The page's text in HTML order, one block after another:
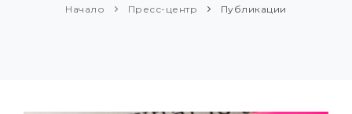
Начало Пресс-центр Публикации